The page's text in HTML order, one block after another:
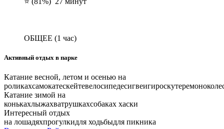
ОБЩЕЕ (1 час)
Активный отдых в парке
Катание весной, летом и осенью на
роликахсамокатескейтевелосипедесигвеигироскутере
Катание зимой на
конькахлыжахватрушкахсобаках хаски
Интересный отдых
на лошадяхпрогулкидля ходьбыдля пикника